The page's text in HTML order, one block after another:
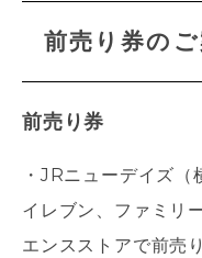
前売り券のご
前売り券
・JRニューデイズ
イレブン、ファミリ
エンスストアで前売